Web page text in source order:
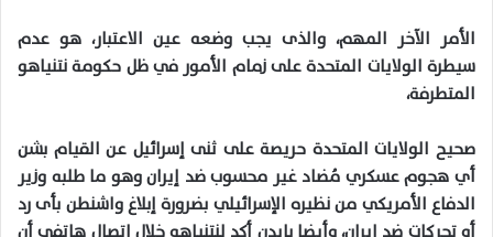
الأمر الآخر المهم، والذى يجب وضعه عين الاعتبار، هو عدم
سيطرة الولايات المتحدة على زمام الأمور في ظل حكومة نتنياهو
المتطرفة،
صحيح الولايات المتحدة حريصة على ثنى إسرائيل عن القيام بشن
أي هجوم عسكري مُضاد غير محسوب ضد إيران وهو ما طلبه وزير
الدفاع الأمريكي من نظيره الإسرائيلي بضرورة إبلاغ واشنطن بأى رد